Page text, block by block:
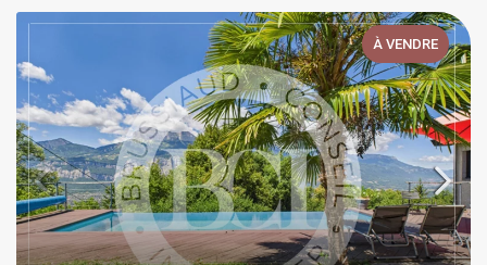
À VENDRE